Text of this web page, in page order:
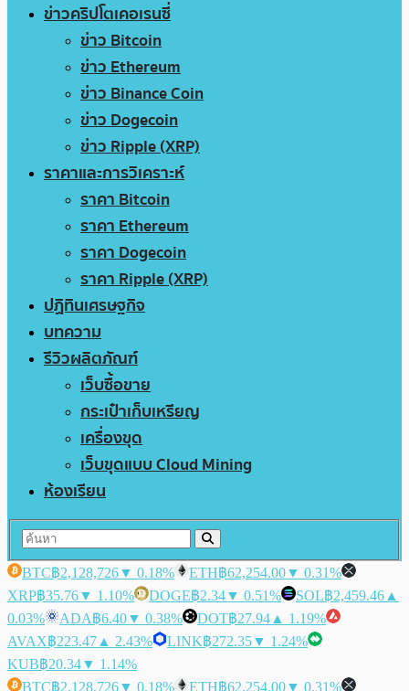
ข่าวคริปโตเคอเรนซี่
ข่าว Bitcoin
ข่าว Ethereum
ข่าว Binance Coin
ข่าว Dogecoin
ข่าว Ripple (XRP)
ราคาและการวิเคราะห์
ราคา Bitcoin
ราคา Ethereum
ราคา Dogecoin
ราคา Ripple (XRP)
ปฏิทินเศรษฐกิจ
บทความ
รีวิวผลิตภัณฑ์
เว็บซื้อขาย
กระเป๋าเก็บเหรียญ
เครื่องขุด
เว็บขุดแบบ Cloud Mining
ห้องเรียน
BTC฿2,128,726▼ 0.18% ETH฿62,254.00▼ 0.31%
XRP฿35.76▼ 1.10% DOGE฿2.34▼ 0.51% SOL฿2,459.46 ▲
0.03%
ADA฿6.40▼ 0.38% DOT฿27.94 ▲ 1.19%
AVAX฿223.47 ▲ 2.43% LINK฿272.35▼ 1.24%
KUB฿20.34▼ 1.14%
BTC฿2,128,726▼ 0.18% ETH฿62,254.00▼ 0.31%